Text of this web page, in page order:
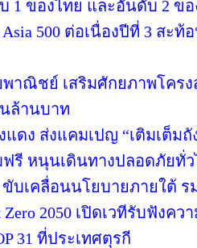
1 ของไทย และอันดับ 2 ขอ
Asia 500 ต่อเนื่องปีที่ 3 ส
าณิชย์ เสริมศักยภาพโคร
นล้านบาท
ดง ส่งแคมเปญ “เติมเต็มถั
รี หนุนเดินทางปลอดภัยทั่
บเคลื่อนนโยบายภายใต้ ร
Zero 2050 เปิดเวทีรับฟัง
31 ที่ประเทศตุรกี